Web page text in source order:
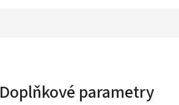
Doplňkové parametry